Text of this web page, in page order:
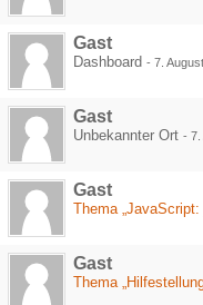
Gast
Dashboard - 7.
Gast
Unbekannter Ort - 7.
Gast
Thema
Gast
Thema